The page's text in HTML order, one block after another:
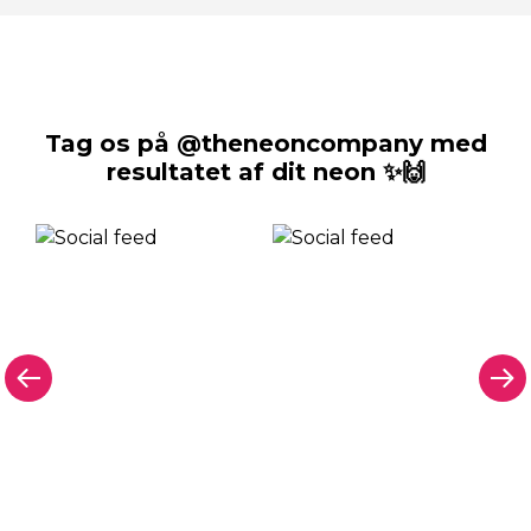
Tag os på @theneoncompany med
resultatet af dit neon ✨🙌